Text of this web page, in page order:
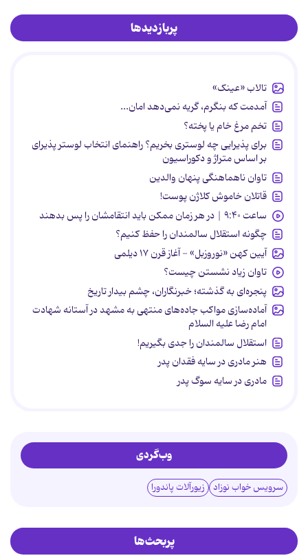
پربازدیدها
تالاب «عینک»
آمدمت که بنگرم، گریه نمی‌دهد امان...
تخم مرغ خام یا پخته؟
برای پذیرایی چه لوستری بخریم؟ راهنمای انتخاب لوستر پذیرای
بر اساس متراژ و دکوراسیون
تاوان ناهماهنگی پنهان والدین
قاتلان خاموش کلاژن پوست!
ساعت ۹:۴۰ | در هر زمان ممکن باید انتقامشان را پس بدهند
چگونه استقلال سالمندان را حفظ کنیم؟
آیین کهن «نوروزبل» - آغاز قرن ۱۷ دیلمی
تاوان زیاد نشستن چیست؟
پنجره‌ای به گذشته؛ خبرنگاران، چشم بیدار تاریخ
آماده‌سازی مواکب جاده‌های منتهی به مشهد در آستانه شهادت
امام رضا علیه السلام
استقلال سالمندان را جدی بگیریم!
هنر مادری در سایه‌ فقدان پدر
مادری در سایه سوگ پدر
وب‌گردی
سرویس خواب نوزاد زیورآلات پاندورا
پربحث‌ها